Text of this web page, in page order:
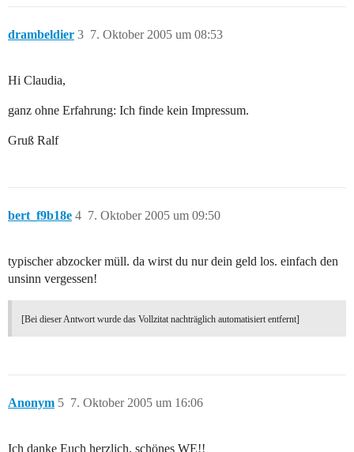
drambeldier 7. Oktober 2005 um 08:53
3
Hi Claudia,
ganz ohne Erfahrung: Ich finde kein Impressum.
Gruß Ralf
bert_f9b18e 7. Oktober 2005 um 09:50
4
typischer abzocker müll. da wirst du nur dein geld los. einfach den
unsinn vergessen!
[Bei dieser Antwort wurde das Vollzitat nachträglich automatisiert entfernt]
Anonym 7. Oktober 2005 um 16:06
5
Ich danke Euch herzlich, schönes WE!!